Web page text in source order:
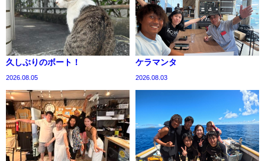
久しぶりのボート！
2026.08.05
ケラマンタ
2026.08.03